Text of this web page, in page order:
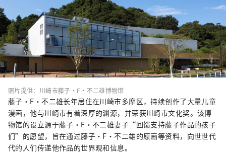
日以祈求生育和找到伴侣而闻名，吸引了许多
外国游客。
照片提供：川崎市藤子·F·不二雄博物馆
藤子·F·不二雄长年居住在川崎市多摩区，持续创作了大量儿童
漫画，他与川崎市有着深厚的渊源，并荣获川崎市文化奖。该博
物馆的设立源于藤子·F·不二雄妻子“回馈支持藤子作品的孩子
们”的愿望，旨在通过藤子·F·不二雄的原画等资料，向世世代
代的人们传递他作品的世界观和信息。